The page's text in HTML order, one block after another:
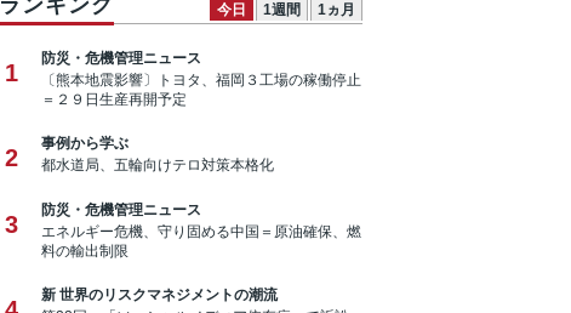
ランキング 今日 1週間 1ヵ月
1
防災・危機管理ニュース
〔熊本地震影響〕トヨタ、福岡３工場の稼働停止
＝２９日生産再開予定
2
事例から学ぶ
都水道局、五輪向けテロ対策本格化
3
防災・危機管理ニュース
エネルギー危機、守り固める中国＝原油確保、燃
料の輸出制限
新 世界のリスクマネジメントの潮流